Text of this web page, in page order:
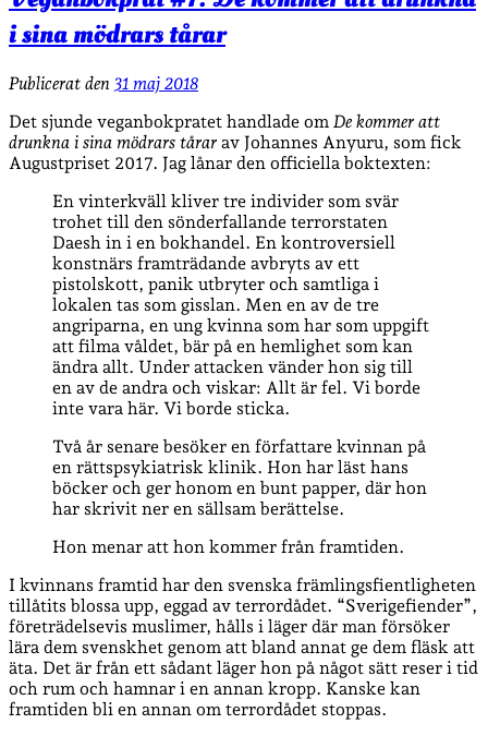
i sina mödrars tårar
Publicerat den 31 maj 2018
Det sjunde veganbokpratet handlade om De kommer att
drunkna i sina mödrars tårarav Johannes Anyuru, som fick
Augustpriset 2017. Jag lånar den officiella boktexten:
En vinterkväll kliver tre individer som svär
trohet till den sönderfallande terrorstaten
Daesh in i en bokhandel. En kontroversiell
konstnärs framträdande avbryts av ett
pistolskott, panik utbryter och samtliga i
lokalen tas som gisslan. Men en av de tre
angriparna, en ung kvinna som har som uppgift
att filma våldet, bär på en hemlighet som kan
ändra allt. Under attacken vänder hon sig till
en av de andra och viskar: Allt är fel. Vi borde
inte vara här. Vi borde sticka.
Två år senare besöker en författare kvinnan på
en rättspsykiatrisk klinik. Hon har läst hans
böcker och ger honom en bunt papper, där hon
har skrivit ner en sällsam berättelse.
Hon menar att hon kommer från framtiden.
I kvinnans framtid har den svenska främlingsfientligheten
tillåtits blossa upp, eggad av terrordådet. “Sverigefiender”,
företrädelsevis muslimer, hålls i läger där man försöker
lära dem svenskhet genom att bland annat ge dem fläsk att
äta. Det är från ett sådant läger hon på något sätt reser i tid
och rum och hamnar i en annan kropp. Kanske kan
framtiden bli en annan om terrordådet stoppas.